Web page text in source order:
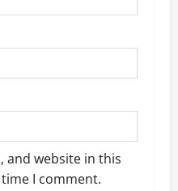
and website in this
I comment.